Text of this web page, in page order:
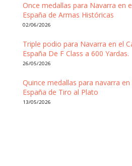
Once medallas para Navarra en
España de Armas Históricas
02/06/2026
Triple podio para Navarra en el
España De F Class a 600 Yardas.
26/05/2026
Quince medallas para navarra
España de Tiro al Plato
13/05/2026